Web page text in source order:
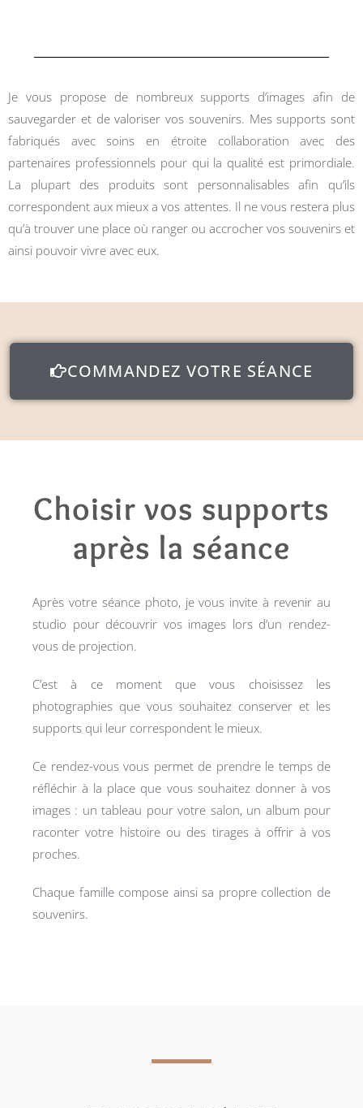
Je vous propose de nombreux supports d’images afin de
sauvegarder et de valoriser vos souvenirs. Mes supports sont
fabriqués avec soins en étroite collaboration avec des
partenaires professionnels pour qui la qualité est primordiale.
La plupart des produits sont personnalisables afin qu’ils
correspondent aux mieux a vos attentes. Il ne vous restera plus
qu’à trouver une place où ranger ou accrocher vos souvenirs et
ainsi pouvoir vivre avec eux.
COMMANDEZ VOTRE SÉANCE
Choisir vos supports
après la séance
Après votre séance photo, je vous invite à revenir au
studio pour découvrir vos images lors d’un rendez-
vous de projection.
C’est à ce moment que vous choisissez les
photographies que vous souhaitez conserver et les
supports qui leur correspondent le mieux.
Ce rendez-vous vous permet de prendre le temps de
réfléchir à la place que vous souhaitez donner à vos
images : un tableau pour votre salon, un album pour
raconter votre histoire ou des tirages à offrir à vos
proches.
Chaque famille compose ainsi sa propre collection de
souvenirs.